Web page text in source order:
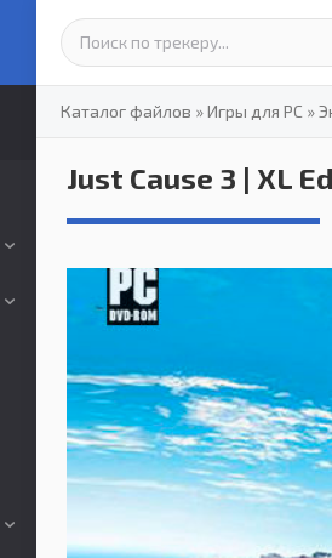
Каталог файлов »Игры для PC »
Just Cause 3 | XL